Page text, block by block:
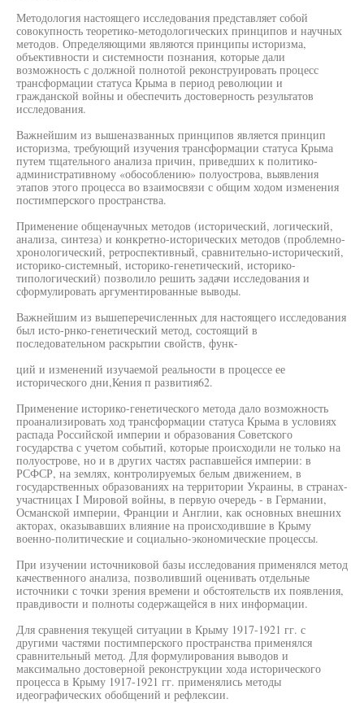
Методология настоящего исследования представляет собой
совокупность теоретико-методологических принципов и научных
методов. Определяющими являются принципы историзма,
объективности и системности познания, которые дали
возможность с должной полнотой реконструировать процесс
трансформации статуса Крыма в период революции и
гражданской войны и обеспечить достоверность результатов
исследования.
Важнейшим из вышеназванных принципов является принцип
историзма, требующий изучения трансформации статуса Крыма
путем тщательного анализа причин, приведших к политико-
административному «обособлению» полуострова, выявления
этапов этого процесса во взаимосвязи с общим ходом изменения
постимперского пространства.
Применение общенаучных методов (исторический, логический,
анализа, синтеза) и конкретно-исторических методов (проблемно-
хронологический, ретроспективный, сравнительно-исторический,
историко-системный, историко-генетический, историко-
типологический) позволило решить задачи исследования и
сформулировать аргументированные выводы.
Важнейшим из вышеперечисленных для настоящего исследования
был исто-рнко-генетический метод, состоящий в
последовательном раскрытии свойств, функ-
ций и изменений изучаемой реальности в процессе ее
исторического дни,Кения п развития62.
Применение историко-генетического метода дало возможность
проанализировать ход трансформации статуса Крыма в условиях
распада Российской империи и образования Советского
государства с учетом событий, которые происходили не только на
полуострове, но и в других частях распавшейся империи: в
РСФСР, на землях, контролируемых белым движением, в
государственных образованиях на территории Украины, в странах-
участницах I Мировой войны, в первую очередь - в Германии,
Османской империи, Франции и Англии, как основных внешних
акторах, оказывавших влияние на происходившие в Крыму
военно-политические и социально-экономические процессы.
При изучении источниковой базы исследования применялся метод
качественного анализа, позволивший оценивать отдельные
источники с точки зрения времени и обстоятельств их появления,
правдивости и полноты содержащейся в них информации.
Для сравнения текущей ситуации в Крыму 1917-1921 гг. с
другими частями постимперского пространства применялся
сравнительный метод. Для формулирования выводов и
максимально достоверной реконструкции хода исторического
процесса в Крыму 1917-1921 гг. применялись методы
идеографических обобщений и рефлексии.